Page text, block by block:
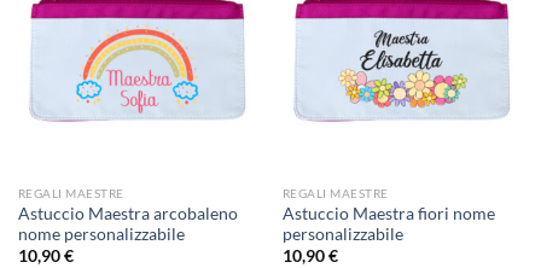
REGALI MAESTRE
Astuccio Maestra arcobaleno
nome personalizzabile
10,90€
REGALI MAESTRE
Astuccio Maestra fiori nome
personalizzabile
10,90€